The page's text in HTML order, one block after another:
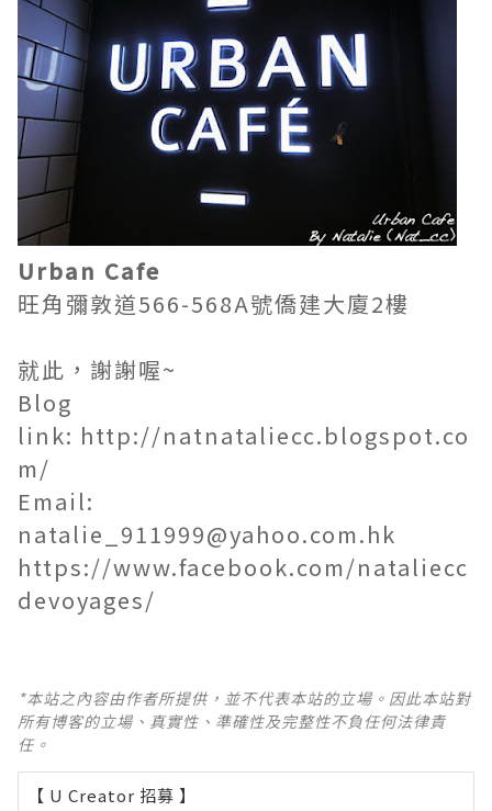
Urban Cafe
旺角彌敦道566-568A號僑建大廈2樓
就此，謝謝喔~
Blog
link: http://natnataliecc.blogspot.co
m/
Email:
natalie_911999@yahoo.com.hk
https://www.facebook.com/nataliecc
devoyages/
*本站之內容由作者所提供，並不代表本站的立場。因此本站對
所有博客的立場、真實性、準確性及完整性不負任何法律責
任。
【 U Creator 招募 】